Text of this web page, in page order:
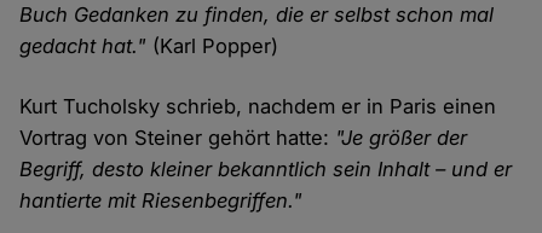
Buch Gedanken zu finden, die er selbst schon mal
gedacht hat." (Karl Popper)
Kurt Tucholsky schrieb, nachdem er in Paris einen
Vortrag von Steiner gehört hatte: "Je größer der
Begriff, desto kleiner bekanntlich sein Inhalt – und er
hantierte mit Riesenbegriffen."